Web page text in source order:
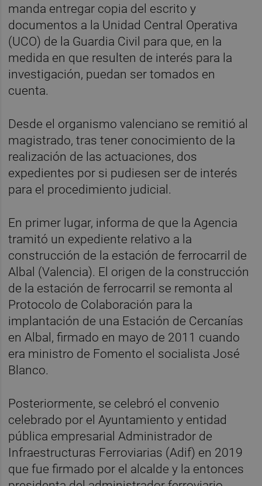
manda entregar copia del escrito y
documentos a la Unidad Central Operativa
(UCO) de la Guardia Civil para que, en la
medida en que resulten de interés para la
investigación, puedan ser tomados en
cuenta.
Desde el organismo valenciano se remitió al
magistrado, tras tener conocimiento de la
realización de las actuaciones, dos
expedientes por si pudiesen ser de interés
para el procedimiento judicial.
En primer lugar, informa de que la Agencia
tramitó un expediente relativo a la
construcción de la estación de ferrocarril de
Albal (Valencia). El origen de la construcción
de la estación de ferrocarril se remonta al
Protocolo de Colaboración para la
implantación de una Estación de Cercanías
en Albal, firmado en mayo de 2011 cuando
era ministro de Fomento el socialista José
Blanco.
Posteriormente, se celebró el convenio
celebrado por el Ayuntamiento y entidad
pública empresarial Administrador de
Infraestructuras Ferroviarias (Adif) en 2019
que fue firmado por el alcalde y la entonces